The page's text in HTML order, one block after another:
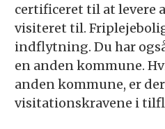
certificeret til at levere
visiteret til.
indflytning. Du har
en anden kommune.
anden kommune, er
visitationskravene i